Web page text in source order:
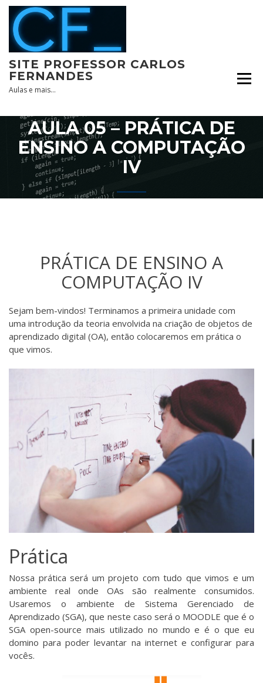
Skip
content
SITE PROFESSOR CARLOS
FERNANDES
Aulas e mais…
AULA 05 – PRÁTICA DE
ENSINO A COMPUTAÇÃO
IV
PRÁTICA DE ENSINO A
COMPUTAÇÃO IV
Sejam bem-vindos! Terminamos a primeira unidade com
uma introdução da teoria envolvida na criação de objetos de
aprendizado digital (OA), então colocaremos em prática o
que vimos.
Prática
Nossa prática será um projeto com tudo que vimos e um
ambiente real onde OAs são realmente consumidos.
Usaremos o ambiente de Sistema Gerenciado de
Aprendizado (SGA), que neste caso será o MOODLE que é o
SGA open-source mais utilizado no mundo e é o que eu
domino para poder levantar na internet e configurar para
vocês.